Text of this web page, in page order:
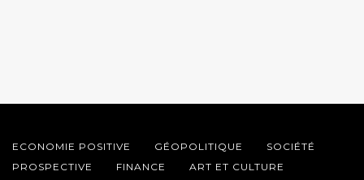
ECONOMIE POSITIVE GÉOPOLITIQUE
SOCIÉTÉ
PROSPECTIVE
FINANCE ART ET CULTURE